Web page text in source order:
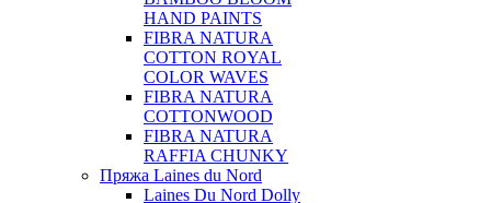
HAND PAINTS
FIBRA NATURA
COTTON ROYAL
COLOR WAVES
FIBRA NATURA
COTTONWOOD
FIBRA NATURA
RAFFIA CHUNKY
Пряжа Laines du Nord
Laines Du Nord Dolly